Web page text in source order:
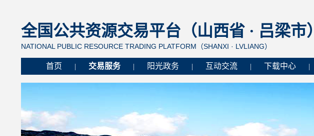
全国公共资源交易平台（山西省 · 吕梁市）
NATIONAL PUBLIC RESOURCE TRADING PLATFORM（SHANXI · LVLIANG）
首页 交易服务 阳光政务 互动交流 下载中心